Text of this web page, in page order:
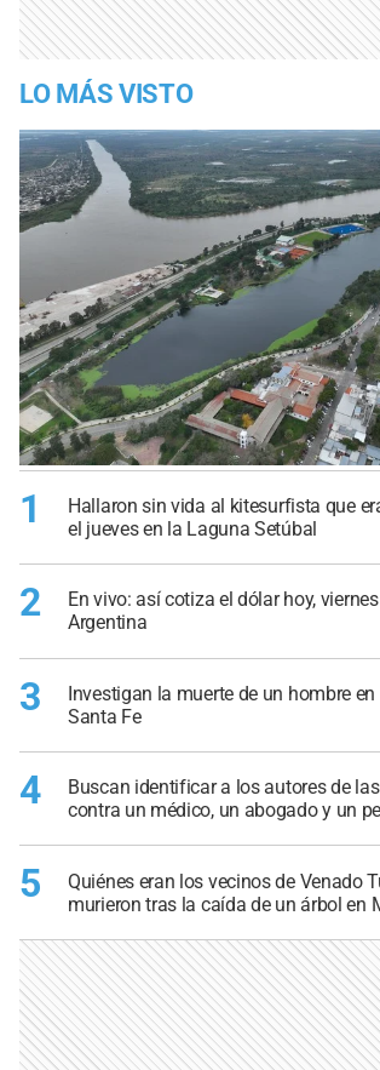
LO MÁS VISTO
1
Hallaron sin vida al kitesurfista que
el jueves en la Laguna Setúbal
2
En vivo: así cotiza el dólar hoy,
Argentina
3
Investigan la muerte de un hombre
Santa Fe
4
Buscan identificar a los autores de
contra un médico, un abogado y un
5
Quiénes eran los vecinos de Venado
murieron tras la caída de un árbol en